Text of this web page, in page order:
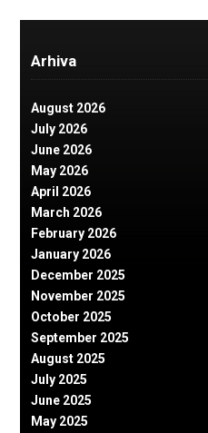
Arhiva
August 2026
July 2026
June 2026
May 2026
April 2026
March 2026
February 2026
January 2026
December 2025
November 2025
October 2025
September 2025
August 2025
July 2025
June 2025
May 2025